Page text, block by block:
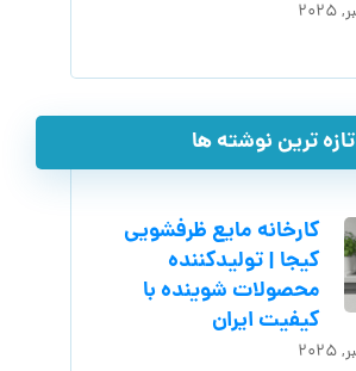
تازه ترین نوشته ها
کارخانه مایع ظرفشویی
کیجا | تولیدکننده
محصولات شوینده با
کیفیت ایران